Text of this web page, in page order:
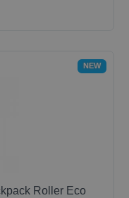
NEW
Roller Eco